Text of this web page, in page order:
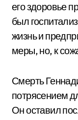
его здоровье
был
жизнь и
меры, но, к
Смерть
потрясением
Он оставил